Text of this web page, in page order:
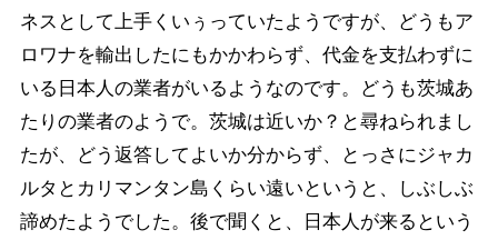
ネスとして上手くいぅっていたようですが、どうもア
ロワナを輸出したにもかかわらず、代金を支払わずに
いる日本人の業者がいるようなのです。どうも茨城あ
たりの業者のようで。茨城は近いか？と尋ねられまし
たが、どう返答してよいか分からず、とっさにジャカ
ルタとカリマンタン島くらい遠いというと、しぶしぶ
諦めたようでした。後で聞くと、日本人が来るという